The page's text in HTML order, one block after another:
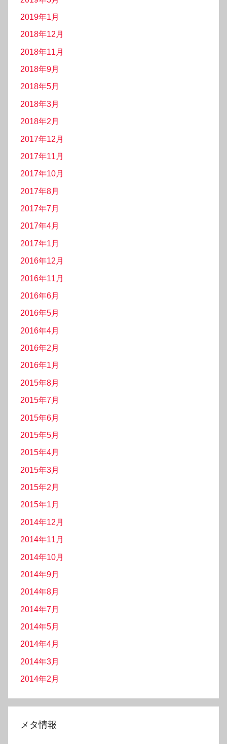
2019年1月
2018年12月
2018年11月
2018年9月
2018年5月
2018年3月
2018年2月
2017年12月
2017年11月
2017年10月
2017年8月
2017年7月
2017年4月
2017年1月
2016年12月
2016年11月
2016年6月
2016年5月
2016年4月
2016年2月
2016年1月
2015年8月
2015年7月
2015年6月
2015年5月
2015年4月
2015年3月
2015年2月
2015年1月
2014年12月
2014年11月
2014年10月
2014年9月
2014年8月
2014年7月
2014年5月
2014年4月
2014年3月
2014年2月
メタ情報